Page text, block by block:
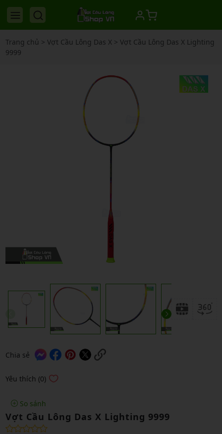
Trang chủ > Vợt Cầu Lông Das X> Vợt Cầu Lông Das X Lighting
9999
Chia sẻ
Yêu thích (0)
So sánh
Vợt Cầu Lông Das X Lighting 9999